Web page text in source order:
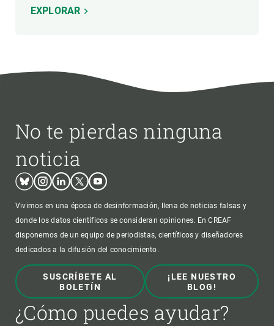
EXPLORAR
No te pierdas ninguna
noticia
BlueskyInstagram
LinkedinTwitterYoutube
Vivimos en una época de desinformación, llena de noticias falsas y
donde los datos científicos se consideran opiniones. En CREAF
disponemos de un equipo de periodistas, científicos y diseñadores
dedicados a la difusión del conocimiento.
SUSCRÍBETE AL
BOLETÍN
¡LEE NUESTRO
BLOG!
¿Cómo puedes ayudar?